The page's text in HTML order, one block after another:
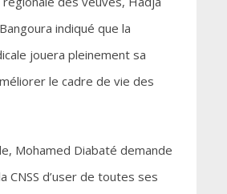
indiqué que la
jouera pleinement sa
le cadre de vie des
Mohamed Diabaté demande
CNSS d’user de toutes ses